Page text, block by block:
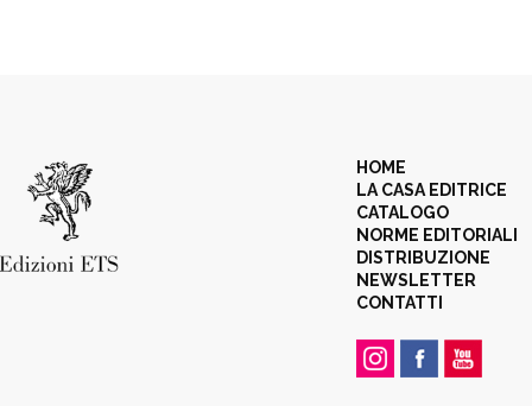
HOME
LA CASA EDITRICE
CATALOGO
NORME EDITORIALI
DISTRIBUZIONE
NEWSLETTER
CONTATTI